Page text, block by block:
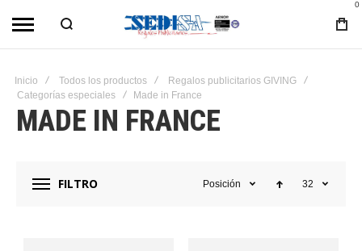
0
Inicio Todos los productos
Regalos publicitarios GIVING
Categorías especiales
Made in France
MADE IN FRANCE
FILTRO Posición 32